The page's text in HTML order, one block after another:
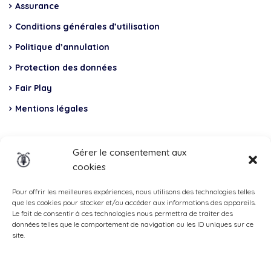
Gérer le consentement aux
cookies
Pour offrir les meilleures expériences, nous utilisons des technologies telles
que les cookies pour stocker et/ou accéder aux informations des appareils.
Le fait de consentir à ces technologies nous permettra de traiter des
données telles que le comportement de navigation ou les ID uniques sur ce
site.
Assurance
Conditions générales d’utilisation
Politique d’annulation
Protection des données
Fair Play
Mentions légales
Total Casco, Partner
Methods
of
payment